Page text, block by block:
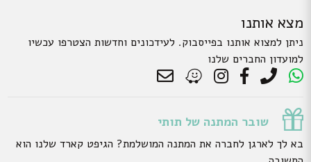
מצא אותנו
ניתן למצוא אותנו בפייסבוק. לעידכונים וחדשות הצטרפו עכשיו
למועדון החברים שלנו
שובר המתנה של תותי
בא לך לארגן לחברה את המתנה המושלמת? הגיפט קארד שלנו הוא